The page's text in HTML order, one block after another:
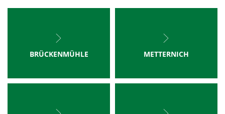
BRÜCKENMÜHLE METTERNICH